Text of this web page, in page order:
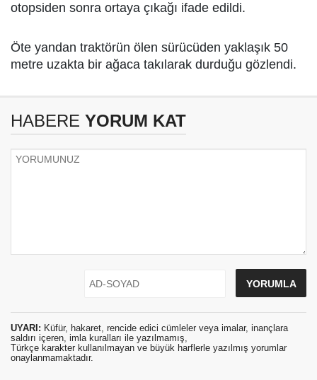
otopsiden sonra ortaya çıkağı ifade edildi.
Öte yandan traktörün ölen sürücüden yaklaşık 50
metre uzakta bir ağaca takılarak durduğu gözlendi.
HABERE YORUM KAT
UYARI: Küfür, hakaret, rencide edici cümleler veya imalar, inançlara
saldırı içeren, imla kuralları ile yazılmamış,
Türkçe karakter kullanılmayan ve büyük harflerle yazılmış yorumlar
onaylanmamaktadır.